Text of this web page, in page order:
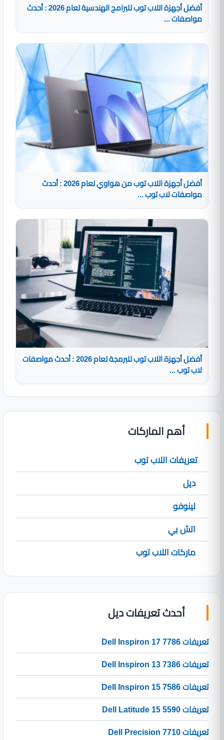
أفضل أجهزة اللاب توب للبرامج الهندسية لعام 2026 : أحدث
مواصفات ...
أفضل أجهزة اللاب توب من هواوي لعام 2026 : أحدث
مواصفات لاب توب ...
أفضل أجهزة اللاب توب للبرمجة لعام 2026 : أحدث مواصفات
لاب توب ...
أهم الماركات
تعريفات اللاب توب
ديل
لينوفو
اتش بي
ماركات اللاب توب
أحدث تعريفات ديل
تعريفات Dell Inspiron 17 7786
تعريفات Dell Inspiron 13 7386
تعريفات Dell Inspiron 15 7586
تعريفات Dell Latitude 15 5590
تعريفات Dell Precision 7710